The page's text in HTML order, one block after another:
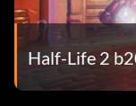
Half-Life 2